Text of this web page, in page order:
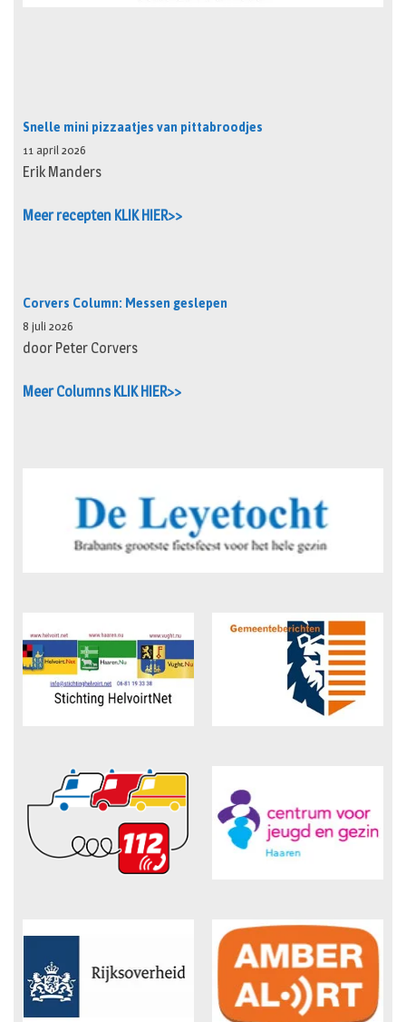
Snelle mini pizzaatjes van pittabroodjes
11 april 2026
Erik Manders
Meer recepten KLIK HIER>>
Corvers Column: Messen geslepen
8 juli 2026
door Peter Corvers
Meer Columns KLIK HIER>>